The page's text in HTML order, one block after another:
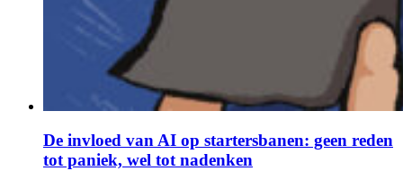
De invloed van AI op startersbanen: geen reden
tot paniek, wel tot nadenken